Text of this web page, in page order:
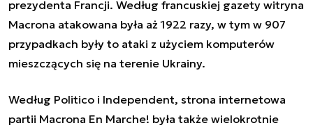
prezydenta Francji. Według francuskiej gazety witryna
Macrona atakowana była aż 1922 razy, w tym w 907
przypadkach były to ataki z użyciem komputerów
mieszczących się na terenie Ukrainy.
Według Politico i Independent, strona internetowa
partii Macrona En Marche! była także wielokrotnie